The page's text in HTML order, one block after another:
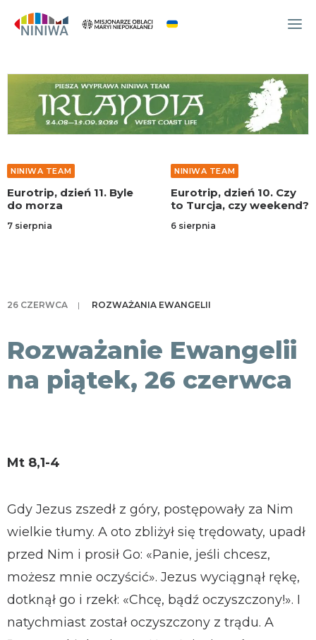
WYDARZENIA
O NAS
WSPÓLNOTA
NINIWA TEAM
FESTIWAL ŻYCIA
NINIWA TEAM
Eurotrip, dzień 11. Byle
do morza
7 sierpnia
NINIWA TEAM
Eurotrip, dzień 10. Czy
to Turcja, czy weekend?
6 sierpnia
26 CZERWCA | ROZWAŻANIA EWANGELII
Rozważanie Ewangelii
na piątek, 26 czerwca
Mt 8,1-4
Gdy Jezus zszedł z góry, postępowały za Nim
wielkie tłumy. A oto zbliżył się trędowaty, upadł
przed Nim i prosił Go: «Panie, jeśli chcesz,
możesz mnie oczyścić». Jezus wyciągnął rękę,
dotknął go i rzekł: «Chcę, bądź oczyszczony!». I
natychmiast został oczyszczony z trądu. A